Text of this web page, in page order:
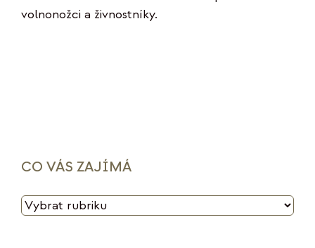
volnonožci a živnostníky.
CO VÁS ZAJÍMÁ
CO